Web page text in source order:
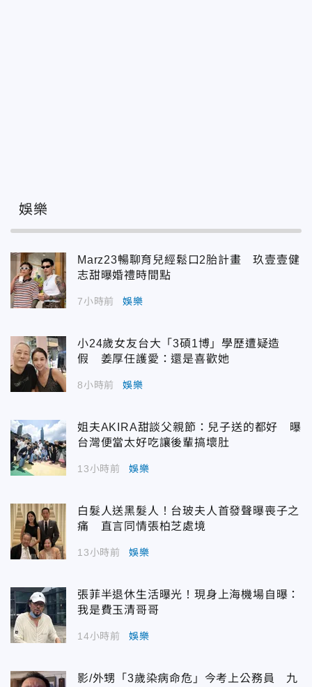
娛樂
Marz23暢聊育兒經鬆口2胎計畫 玖壹壹健
志甜曝婚禮時間點
7小時前 娛樂
小24歲女友台大「3碩1博」學歷遭疑造
假 姜厚任護愛：還是喜歡她
8小時前 娛樂
姐夫AKIRA甜談父親節：兒子送的都好 曝
台灣便當太好吃讓後輩搞壞肚
13小時前 娛樂
白髮人送黑髮人！台玻夫人首發聲曝喪子之
痛 直言同情張柏芝處境
13小時前 娛樂
張菲半退休生活曝光！現身上海機場自曝：
我是費玉清哥哥
14小時前 娛樂
影/外甥「3歲染病命危」今考上公務員 九